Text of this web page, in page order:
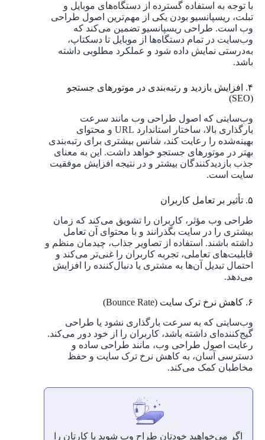
با توجه به استفاده گسترده از دستگاه‌های موبایل و
تبلت، ریسپانسیو بودن یکی از مهم‌ترین اصول طراحی
وب است. طراحی ریسپانسیو تضمین می‌کند که
وب‌سایت در تمام دستگاه‌ها از موبایل تا دسکتاپ،
به‌درستی نمایش داده شود و عملکرد مطلوبی داشته
باشد.
۴. افزایش بازدید و رتبه‌بندی در موتورهای جستجو
(SEO)
وب‌سایتی که اصول طراحی وب مانند سرعت
بارگذاری بالا، ساختار استاندارد URL و محتوای
بهینه‌شده را رعایت کند، شانس بیشتری برای رتبه‌بندی
بهتر در موتورهای جستجو خواهد داشت. این به معنای
جذب بازدیدکنندگان بیشتر و در نتیجه افزایش موفقیت
سایت است.
۵. تأثیر بر تعامل کاربران
طراحی وب مؤثر، کاربران را تشویق می‌کند که زمان
بیشتری را در سایت بگذرانند و با محتوای آن تعامل
داشته باشند. استفاده از تصاویر جذاب، چیدمان منظم و
قابلیت‌های تعاملی، تجربه کاربران را غنی‌تر می‌کند و
احتمال تبدیل آن‌ها به مشتری یا دنبال‌کننده را افزایش
می‌دهد.
۶. کاهش نرخ ترک سایت (Bounce Rate)
وب‌سایتی که به سرعت بارگذاری نشود یا طراحی
گیج‌کننده‌ای داشته باشد، کاربران را از خود دور می‌کند.
رعایت اصول طراحی وب، مانند طراحی ساده و
دسترسی آسان، به کاهش نرخ ترک سایت و حفظ
مخاطبان کمک می‌کند.
اگر می‌خواهید خودتان طراح وب شوید یا کارتان را